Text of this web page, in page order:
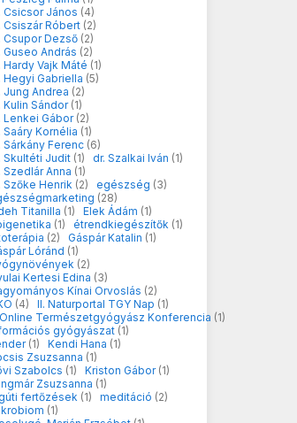
Csicsor János (4)
Csiszár Róbert (2)
Csupor Dezső (2)
Guseo András (2)
Hardy Vajk Máté (1)
Hegyi Gabriella (5)
Jung Andrea (2)
Kulin Sándor(1)
Lenkei Gábor (2)
Saáry Kornélia (1)
Sárkány Ferenc (6)
Skultéti Judit (1) dr. Szalkai Iván (1)
Szedlár Anna (1)
Szőke Henrik (2) egészség (3)
(28)
Titanilla (1) Elek Ádám (1)
(1) étrendkiegészítők (1)
(2) Gáspár Katalin (1)
Lóránd (1)
(2)
Kertesi Edina (3)
Kínai Orvoslás (2)
(4) II. Naturportal TGY Nap (1)
Természetgyógyász Konferencia (1)
gyógyászat (1)
(1) Kendi Hana (1)
Zsuzsanna (1)
Szabolcs (1) Kriston Gábor (1)
Zsuzsanna (1)
fertőzések (1) meditáció (2)
(1)